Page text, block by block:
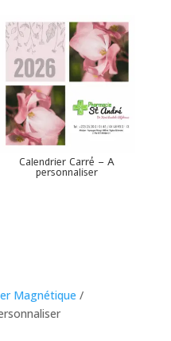
Calendrier Carré – A
personnaliser
Magnétique /